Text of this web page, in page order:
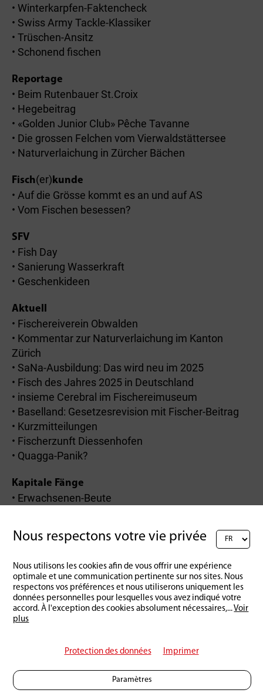
• Winterkarpfen-Faktencheck
• Swiss Army Tackle-Klassiker
• Trüschen-Ansitz
• Schonend fischen
Reportage
• Beim Rutenbauer St.Croix
• Hegebeitrag
• «Golden Junior Club» Pêche Tavanne
• Die grossen Felchen vom Vierwaldstättersee
• Naturverlaichung in Zürcher Bächen
Fisch(er)kunde
• Auf die Grösse kommt es an und auf AS
• Vom Fischen besessen?
SFV
• Fish Day
• Sanierung Wasserkraft
• Geschenkideen
Aktuell
• Fischereiverein Obwalden
• Kommentar zur Natur­verlaichung im Kanton
Zürich
• SaNa-Ausbildung: Das wird neu im 2025
• Fisch des Jahres 2025 in Deutschland
• insieme Cerebral im Fischereimuseum
• Baselland: Gesetzesrevision mit Fischer-Beitrag
• Kurzmitteilungen
• Fischerzunft Diessenhofen
• Quagga-Panik?
Kapitale Fänge
• Erwachsenen-Beute
Retour à l'aperçu
Nous respectons votre vie privée
Nous utilisons les cookies afin de vous offrir une expérience
optimale et une communication pertinente sur nos sites. Nous
respectons vos préférences et nous utiliserons uniquement les
données personnelles pour lesquelles vous avez indiqué votre
accord. À l'exception des cookies absolument nécessaires,...Voir
plus
Protection des données Imprimer
Paramètres